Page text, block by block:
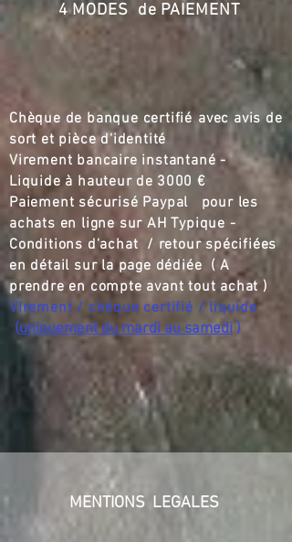
4 MODES de PAIEMENT
Chèque de banque certifié,,avec avis de
sort et pièce d'identité
Virement bancaire instantané -
Liquide à hauteur de 3000 €
Paiement sécurisé Paypal pour les
achats en ligne sur AH Typique -
Conditions d'achat / retour spécifiées
en détail sur la page dédiée ( A
prendre en compte avant tout achat )
Virement / chèque certifié / liquide
(uniquement du mardi au samedi )
MENTIONS LEGALES